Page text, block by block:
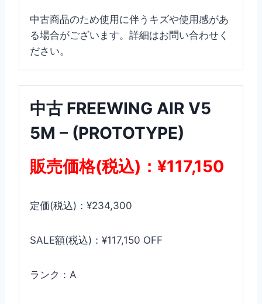
中古商品のため使用に伴うキズや使用感があ
る場合がございます。詳細はお問い合わせく
ださい。
中古 FREEWING AIR V5
5M – (PROTOTYPE)
販売価格(税込)：¥117,150
定価(税込)：¥234,300
SALE額(税込)：¥117,150 OFF
ランク：A